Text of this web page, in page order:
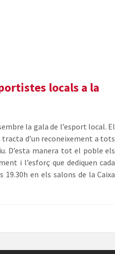
locals a la
la gala de l’esport local. El
tracta d’un reconeixement a tots
D’esta manera tot el poble els
i l’esforç que dediquen cada
19.30h en els salons de la Caixa